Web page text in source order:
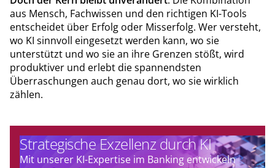
aus Mensch, Fachwissen und den richtigen KI-Tools
entscheidet über Erfolg oder Misserfolg. Wer versteht,
wo KI sinnvoll eingesetzt werden kann, wo sie
unterstützt und wo sie an ihre Grenzen stößt, wird
produktiver und erlebt die spannendsten
Überraschungen auch genau dort, wo sie wirklich
zählen.
Strategische Exzellenz durch KI
Mit unserer KI-Expertise im Banking entwickeln